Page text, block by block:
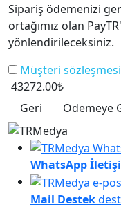
Sipariş ödemenizi
ortağımız olan
yönlendirileceksiniz.
Müşteri
43272.00₺
Geri
Ödemeye
WhatsApp
Mail Destek